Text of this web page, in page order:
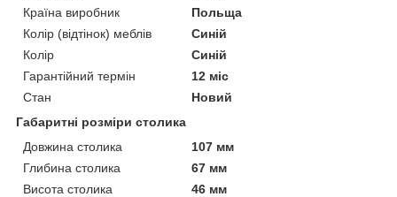
Країна виробник
Польща
Колір (відтінок) меблів
Синій
Колір
Синій
Гарантійний термін
12 міс
Стан
Новий
Габаритні розміри столика
Довжина столика
107 мм
Глибина столика
67 мм
Висота столика
46 мм